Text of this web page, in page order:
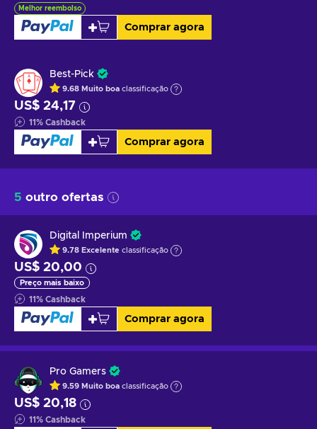
Melhor reembolso
Comprar agora
Best-Pick
9.68 Muito boa classificação
US$ 24,17
11% Cashback
Comprar agora
5 outro ofertas
Digital Imperium
9.78 Excelente classificação
US$ 20,00
Preço mais baixo
11% Cashback
Comprar agora
Pro Gamers
9.59 Muito boa classificação
US$ 20,18
11% Cashback